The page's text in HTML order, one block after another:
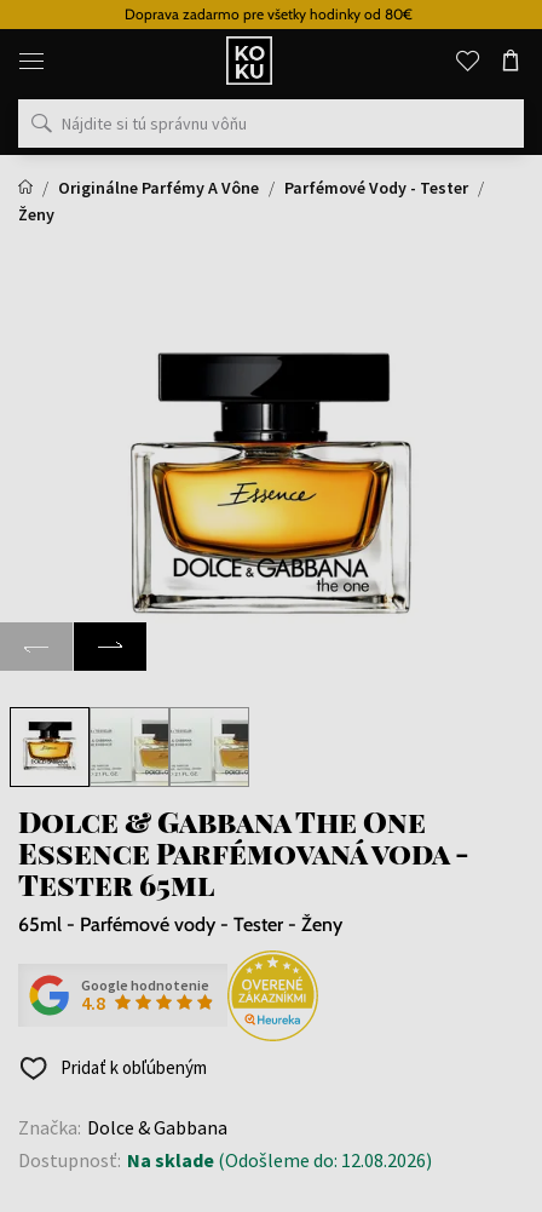
Doprava zadarmo pre všetky hodinky od 80€
Originálne
parfémy
hodinky
na
mieste
Originálne Parfémy A Vône
Parfémové Vody - Tester
Ženy
Dolce & Gabbana The One
Essence Parfémovaná voda -
Tester 65ml
65ml - Parfémové vody - Tester - Ženy
Google hodnotenie
4.8
Pridať k obľúbeným
Značka: Dolce & Gabbana
Dostupnosť: Na sklade (Odošleme do: 12.08.2026)